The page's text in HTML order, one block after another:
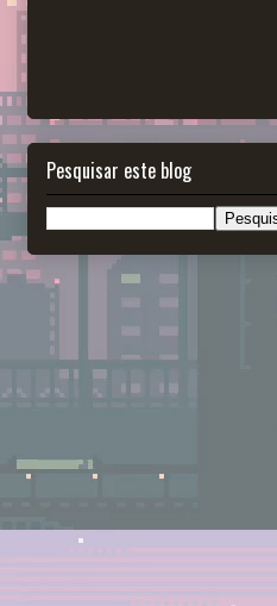
Pesquisar este blog